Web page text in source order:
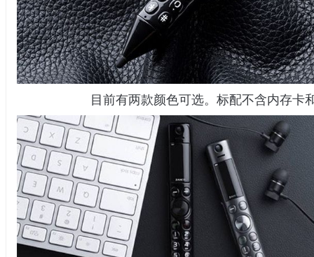
目前有两款颜色可选。标配不含内存卡